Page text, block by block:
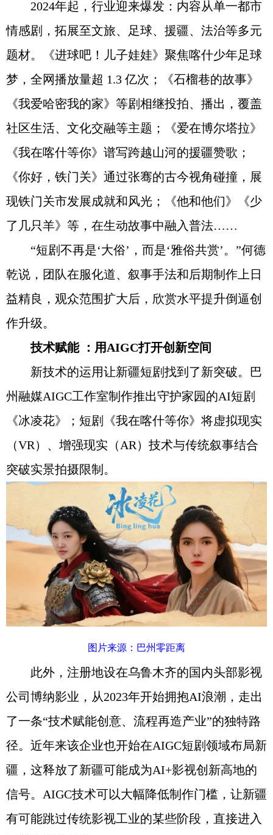
2024年起，行业迎来爆发：内容从单一都市
情感剧，拓展至文旅、足球、援疆、法治等多元
题材。《进球吧！儿子娃娃》聚焦喀什少年足球
梦，全网播放量超 1.3 亿次；《石榴巷的故事》
《我爱哈密我的家》等剧相继投拍、播出，覆盖
社区生活、文化交融等主题；《爱在博尔塔拉》
《我在喀什等你》谱写跨越山河的援疆赞歌；
《你好，铁门关》通过张骞的古今视角碰撞，展
现铁门关市发展成就和风光；《他和他们》《少
了几只羊》等，在生动故事中融入普法……
“短剧不再是‘大俗’，而是‘雅俗共赏’。”何德
乾说，团队在服化道、叙事手法和后期制作上日
益精良，观众范围扩大后，欣赏水平提升倒逼创
作升级。
技术赋能 ：用AIGC打开创新空间
新技术的运用让新疆短剧找到了新突破。巴
州融媒AIGC工作室制作推出守护家园的AI短剧
《冰凌花》；短剧《我在喀什等你》将虚拟现实
（VR）、增强现实（AR）技术与传统叙事结合
突破实景拍摄限制。
图片来源：巴州零距离
此外，注册地设在乌鲁木齐的国内头部影视
公司博纳影业，从2023年开始拥抱AI浪潮，走出
了一条“技术赋能创意、流程再造产业”的独特路
径。近年来该企业也开始在AIGC短剧领域布局新
疆，这释放了新疆可能成为AI+影视创新高地的
信号。AIGC技术可以大幅降低制作门槛，让新疆
有可能跳过传统影视工业的某些阶段，直接进入